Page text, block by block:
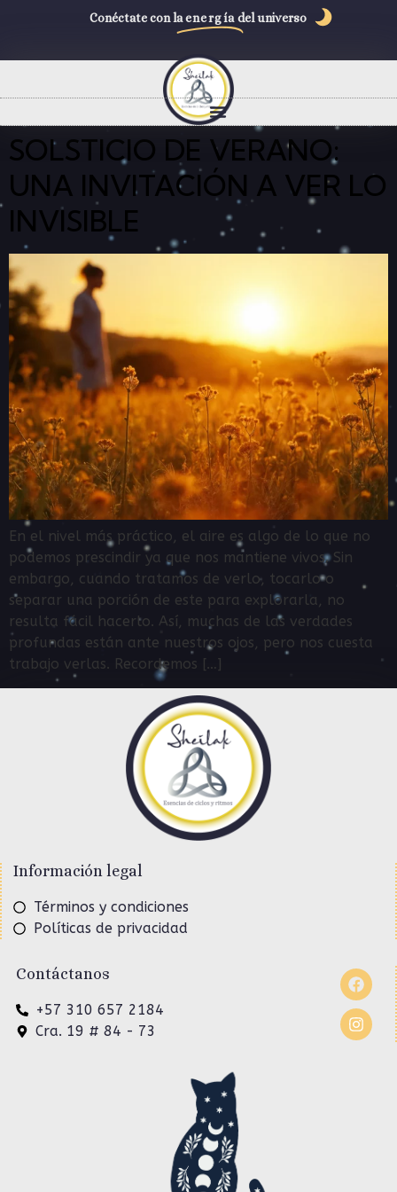
Conéctate con la energía del universo
SOLSTICIO DE VERANO:
UNA INVITACIÓN A VER LO
INVISIBLE
En el nivel más práctico, el aire es algo de lo que no
podemos prescindir ya que nos mantiene vivos. Sin
embargo, cuando tratamos de verlo, tocarlo o
separar una porción de este para explorarla, no
resulta fácil hacerlo. Así, muchas de las verdades
profundas están ante nuestros ojos, pero nos cuesta
trabajo verlas. Recordemos […]
Información legal
Términos y condiciones
Políticas de privacidad
Contáctanos
+57 310 657 2184
Cra. 19 # 84 - 73